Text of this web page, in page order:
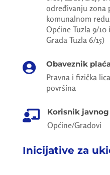
određivanju zona
komunalnom
Općine Tuzla 9/10
Grada Tuzla 6/15)
 Obaveznik
Pravna i fizička
površina
 Korisnik
Općine/Gradovi
Inicijative za